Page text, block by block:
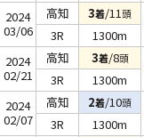
2024
03/06
高知 3着/11頭
3R
1300m
2024
02/21
高知 3着/8頭
3R
1300m
2024
02/07
高知 2着/10頭
3R
1300m